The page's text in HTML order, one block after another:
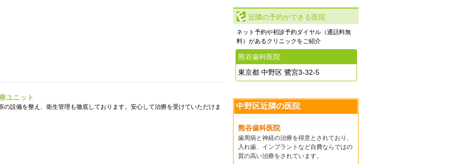
ユニット
の設備を整え、衛生管理も徹底しております。安心して治療を受けていただけま
近隣の予約ができる医院
ネット予約や初診予約ダイヤル（通話料無
料）があるクリニックをご紹介
熊谷歯科医院
東京都 中野区 鷺宮3-32-5
中野区近隣の医院
熊谷歯科医院
歯周病と神経の治療を得意とされており、
入れ歯、インプラントなど自費ならではの
質の高い治療をされています。